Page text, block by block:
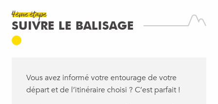
4ème étape
SUIVRE LE BALISAGE
Vous avez informé votre entourage de votre
départ et de l’itinéraire choisi ? C’est parfait !